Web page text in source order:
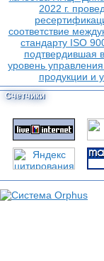
Счетчики